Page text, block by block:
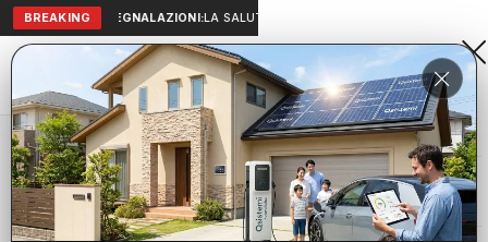
BREAKING SEGNALAZIONI:LA SALUTE A PORTATA DI MANO:
Aranova • NET
PORTALE UTILE AL TERRITORIO
Home
Cronaca